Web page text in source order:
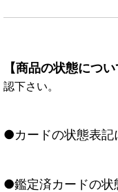
【商品の状態につい
認下さい。
●カードの状態表記
●鑑定済カードの状